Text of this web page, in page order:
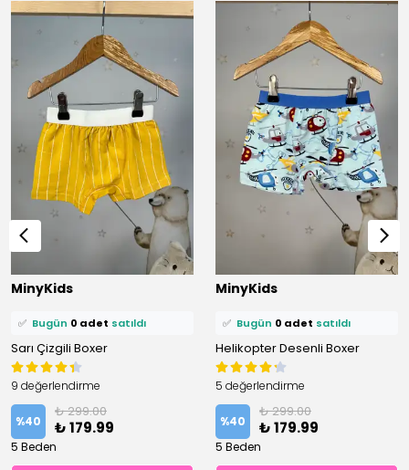
MinyKids
⭐️ Bu ürünü0 kişifavoriledi!
0 kişi
✅ Bugün 0 adet satıldı
Sarı Çizgili Boxer
9 değerlendirme
%40
₺ 299.00
₺ 179.99
5 Beden
MinyKids
⭐️ Bu ürünü0 kişifavoriledi!
0 kişi
✅ Bugün 0 adet satıldı
Helikopter Desenli Boxer
5 değerlendirme
%40
₺ 299.00
₺ 179.99
5 Beden